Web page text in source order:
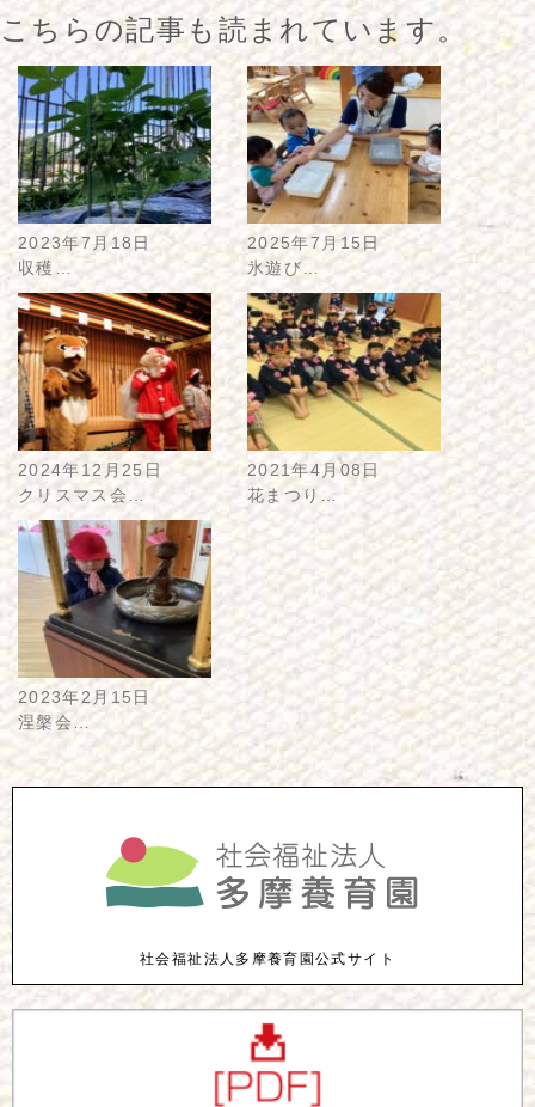
こちらの記事も読まれています。
2023年7月18日
収穫…
2025年7月15日
氷遊び…
2024年12月25日
クリスマス会…
2021年4月08日
花まつり…
2023年2月15日
涅槃会…
社会福祉法人多摩養育園公式サイト